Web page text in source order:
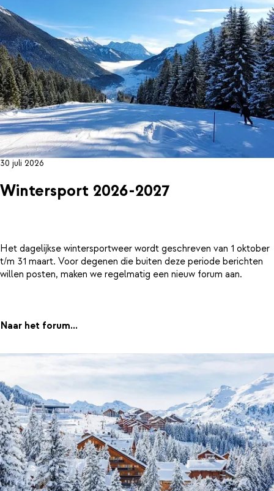
30 juli 2026
Wintersport 2026-2027
Het dagelijkse wintersportweer wordt geschreven van 1 oktober
t/m 31 maart. Voor degenen die buiten deze periode berichten
willen posten, maken we regelmatig een nieuw forum aan.
Naar het forum...